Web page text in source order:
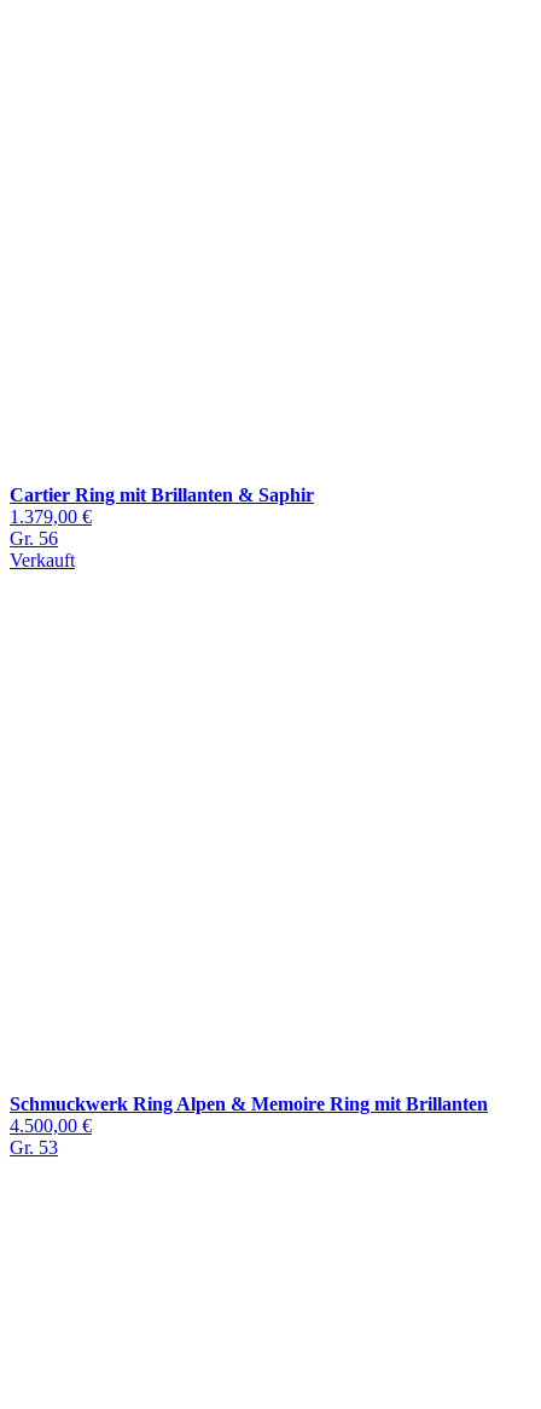
Cartier Ring mit Brillanten & Saphir
1.379,00 €
Gr. 56
Verkauft
Schmuckwerk Ring Alpen & Memoire Ring mit Brillanten
4.500,00 €
Gr. 53